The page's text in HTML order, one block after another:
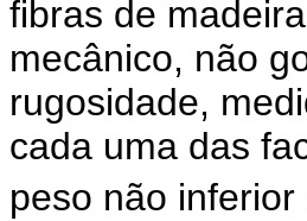
fibras de
mecânico, não
rugosidade,
cada uma das
peso não inferior